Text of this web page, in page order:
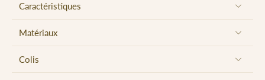
Caractéristiques
Matériaux
Colis